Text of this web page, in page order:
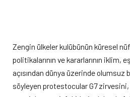
Zengin ülkeler kulübünün küresel
politikalarının ve kararlarının iklim,
açısından dünya üzerinde olumsuz
söyleyen protestocular G7 zirvesini,